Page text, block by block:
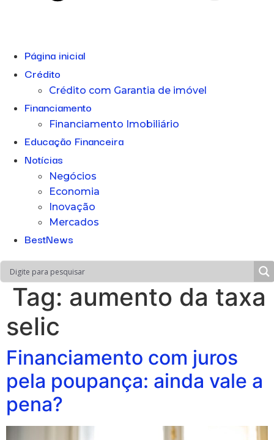
Página inicial
Crédito
Crédito com Garantia de imóvel
Financiamento
Financiamento Imobiliário
Educação Financeira
Notícias
Negócios
Economia
Inovação
Mercados
BestNews
Tag: aumento da taxa
selic
Financiamento com juros
pela poupança: ainda vale a
pena?